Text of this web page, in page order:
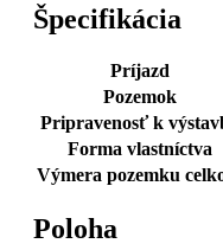
Špecifikácia
Príjazd
Pozemok
Pripravenosť k
Forma vlastníctva
Výmera pozemku
Poloha